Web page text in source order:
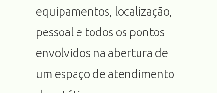
equipamentos, localização,
pessoal e todos os pontos
envolvidos na abertura de
um espaço de atendimento